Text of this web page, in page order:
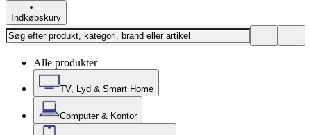
Indkøbskurv
Alle produkter
TV, Lyd & Smart Home
Computer & Kontor